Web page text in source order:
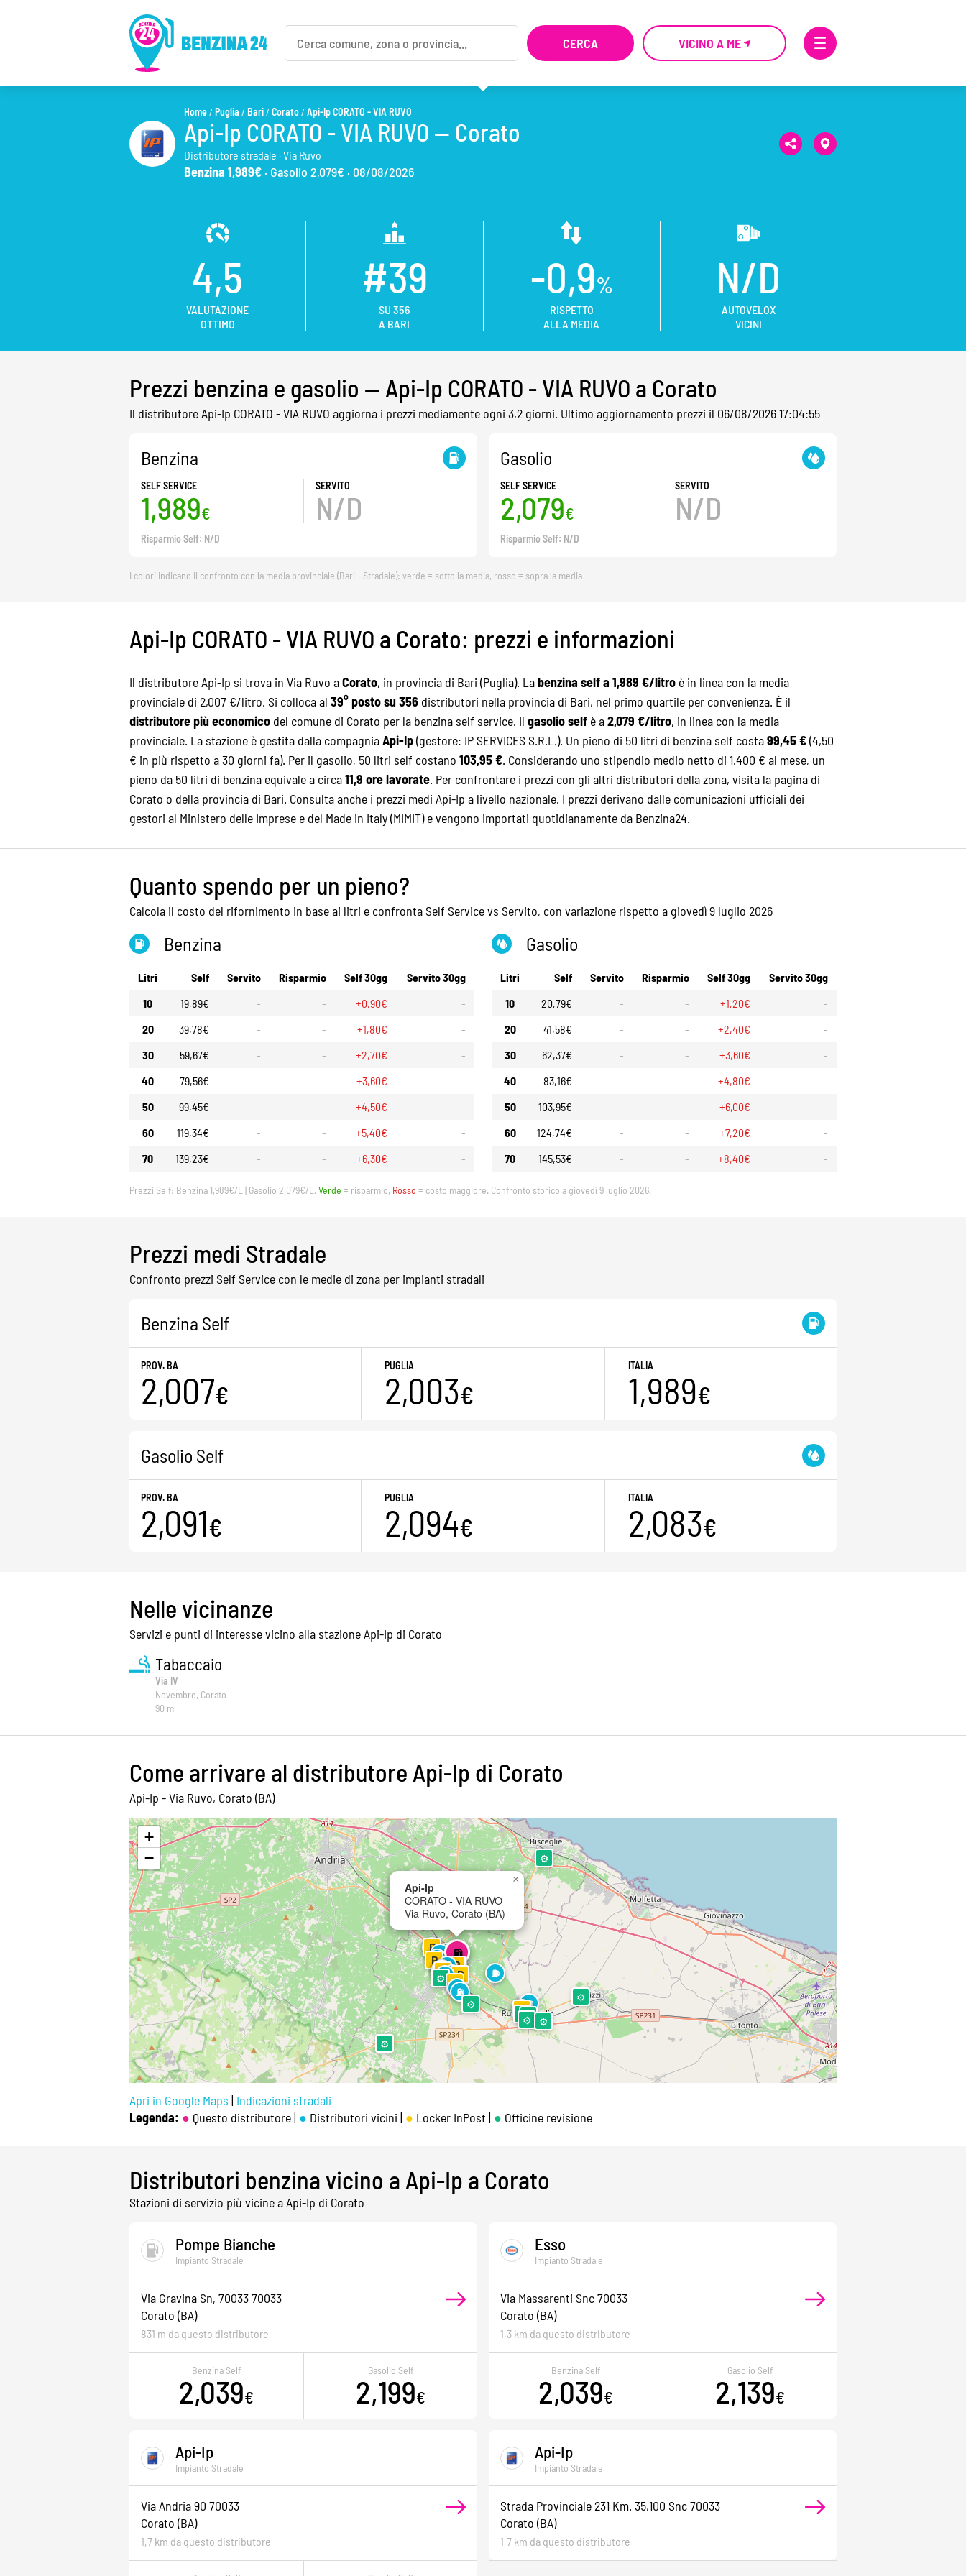
VICINO A ME
Home/ Puglia / Bari/ Corato/ Api-Ip CORATO - VIA RUVO
Api-Ip CORATO - VIA RUVO — Corato
Distributore stradale ·Via Ruvo
Benzina 1,989€· Gasolio 2,079€ · 08/08/2026
4,5
VALUTAZIONE
OTTIMO
#39
SU 356
A BARI
-0,9%
RISPETTO
ALLA MEDIA
N/D
AUTOVELOX
VICINI
Prezzi benzina e gasolio — Api-Ip CORATO - VIA RUVO a Corato
Il distributore Api-Ip CORATO - VIA RUVO aggiorna i prezzi mediamente ogni 3,2 giorni. Ultimo aggiornamento prezzi il 06/08/2026 17:04:55
Benzina
SELF SERVICE
1,989€
SERVITO
N/D
Risparmio Self: N/D
Gasolio
SELF SERVICE
2,079€
SERVITO
N/D
Risparmio Self: N/D
I colori indicano il confronto con la media provinciale (Bari - Stradale): verde = sotto la media, rosso = sopra la media
Api-Ip CORATO - VIA RUVO a Corato: prezzi e informazioni
Il distributore Api-Ip si trova in Via Ruvo aCorato, in provincia di Bari (Puglia). Labenzina self a 1,989 €/litro è in linea con la media
provinciale di 2,007 €/litro. Si colloca al 39° posto su 356 distributori nella provincia di Bari, nel primo quartile per convenienza. È il
distributore più economico del comune di Corato per la benzina self service. Il gasolio self è a2,079 €/litro, in linea con la media
provinciale. La stazione è gestita dalla compagniaApi-Ip(gestore: IP SERVICES S.R.L.). Un pieno di 50 litri di benzina self costa99,45 €(4,50
€ in più rispetto a 30 giorni fa). Per il gasolio, 50 litri self costano 103,95 €. Considerando uno stipendio medio netto di 1.400 € al mese, un
pieno da 50 litri di benzina equivale a circa11,9 ore lavorate. Per confrontare i prezzi con gli altri distributori della zona, visita la pagina di
Corato o della provincia di Bari. Consulta anche i prezzi medi Api-Ip a livello nazionale. I prezzi derivano dalle comunicazioni ufficiali dei
gestori al Ministero delle Imprese e del Made in Italy (MIMIT) e vengono importati quotidianamente da Benzina24.
Quanto spendo per un pieno?
Calcola il costo del rifornimento in base ai litri e confronta Self Service vs Servito, con variazione rispetto a giovedì 9 luglio 2026
Benzina
Litri Self Servito Risparmio Self 30gg
Servito 30gg
10
19,89€ - - +0,90€
-
20
39,78€ - - +1,80€
-
30
59,67€ - - +2,70€
-
40
79,56€ - - +3,60€
-
50
99,45€ - - +4,50€
-
60
119,34€ - - +5,40€
-
70
139,23€ - - +6,30€ -
Gasolio
Litri Self Servito Risparmio Self 30gg
Servito 30gg
10
20,79€ - - +1,20€
-
20
41,58€ - - +2,40€
-
30
62,37€ - - +3,60€
-
40
83,16€ - - +4,80€
-
50
103,95€ - - +6,00€
-
60
124,74€ - - +7,20€
-
70
145,53€ - - +8,40€ -
Prezzi Self: Benzina 1,989€/L | Gasolio 2,079€/L. Verde = risparmio, Rosso = costo maggiore. Confronto storico a giovedì 9 luglio 2026.
Prezzi medi Stradale
Confronto prezzi Self Service con le medie di zona per impianti stradali
Benzina Self
PROV. BA
2,007€
PUGLIA
2,003€
ITALIA
1,989€
Gasolio Self
PROV. BA
2,091€
PUGLIA
2,094€
ITALIA
2,083€
Nelle vicinanze
Servizi e punti di interesse vicino alla stazione Api-Ip di Corato
Tabaccaio
Via IV
Novembre, Corato
90 m
Come arrivare al distributore Api-Ip di Corato
Api-Ip - Via Ruvo, Corato (BA)
⛽
⛽
⛽
⛽
⛽
⛽
⛽
⛽
⛽
⛽⛽
⛽
⛽
⛽⛽
P
P
P
P
P
P
P
P
P
P
⚙
⚙
⚙
⚙⚙
⚙
⚙
⚙
⚙
⚙
Api-Ip
CORATO - VIA RUVO
Via Ruvo, Corato (BA)
×
+
−
Apri in Google Maps | Indicazioni stradali
Legenda: ● Questo distributore | ● Distributori vicini | ● Locker InPost | ● Officine revisione
Distributori benzina vicino a Api-Ip a Corato
Stazioni di servizio più vicine a Api-Ip di Corato
Pompe Bianche
Impianto Stradale
Via Gravina Sn, 70033 70033
Corato (BA)
831 m da questo distributore
Benzina Self
2,039€
Gasolio Self
2,199€
Esso
Impianto Stradale
Via Massarenti Snc 70033
Corato (BA)
1,3 km da questo distributore
Benzina Self
2,039€
Gasolio Self
2,139€
Api-Ip
Impianto Stradale
Via Andria 90 70033
Corato (BA)
1,7 km da questo distributore
Api-Ip
Impianto Stradale
Strada Provinciale 231 Km. 35,100 Snc 70033
Corato (BA)
1,7 km da questo distributore